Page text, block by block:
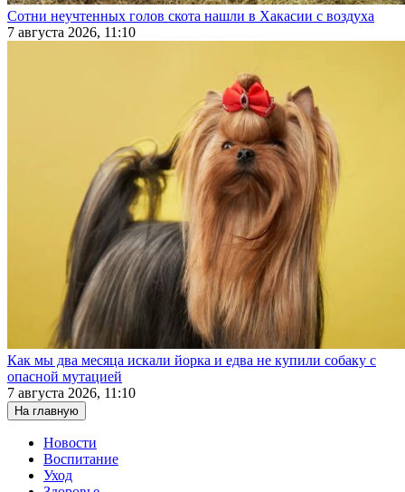
Сотни неучтенных голов скота нашли в Хакасии с воздуха
7 августа 2026, 11:10
Как мы два месяца искали йорка и едва не купили собаку с
опасной мутацией
7 августа 2026, 11:10
На главную
Новости
Воспитание
Уход